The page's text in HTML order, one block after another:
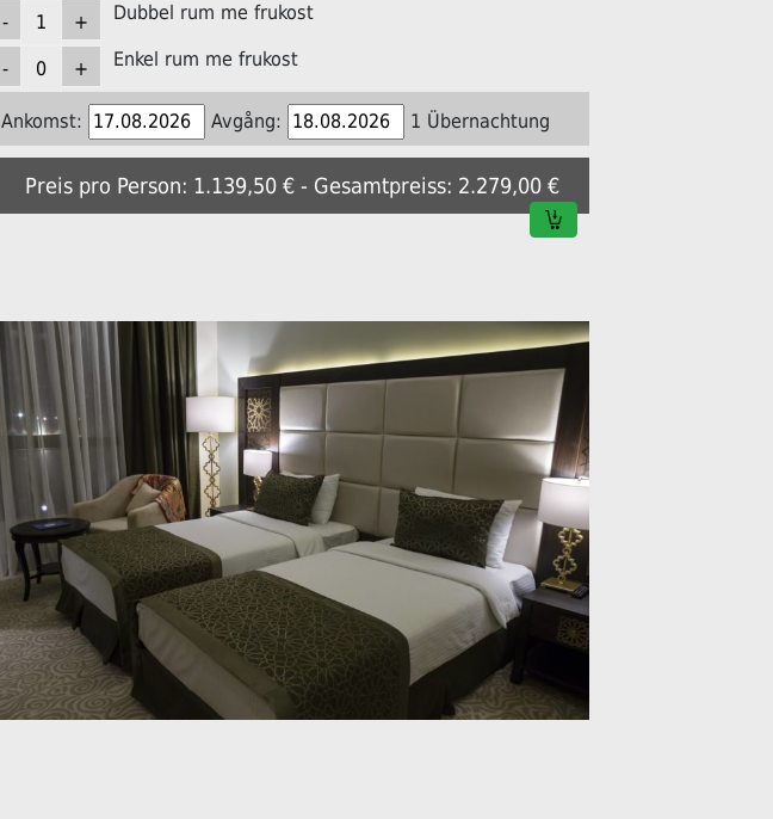
Dubbel rum me frukost
Enkel rum me frukost
Ankomst: Avgång: 1 Übernachtung
Preis pro Person: 1.139,50 € - Gesamtpreiss: 2.279,00 €